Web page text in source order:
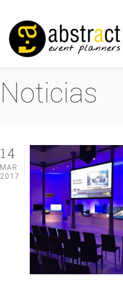
Noticias
14
MAR
2017